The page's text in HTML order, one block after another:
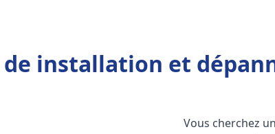
installation et
Vous cherchez